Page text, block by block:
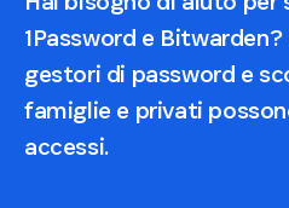
1Password e
gestori di password e
famiglie e privati
accessi.